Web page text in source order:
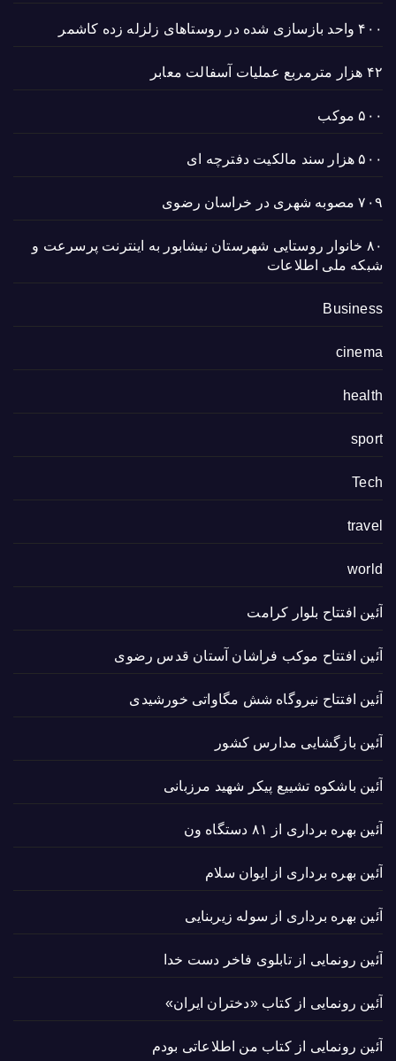
۴۰۰ واحد بازسازی شده در روستاهای زلزله زده کاشمر
۴۲ هزار مترمربع عملیات آسفالت معابر
۵۰۰ موکب
۵۰۰ هزار سند مالکیت دفترچه ای
۷۰۹ مصوبه شهری در خراسان رضوی
۸۰ خانوار روستایی شهرستان نیشابور به اینترنت پرسرعت و
شبکه ملی اطلاعات
Business
cinema
health
sport
Tech
travel
world
آئین افتتاح بلوار کرامت
آئین افتتاح موکب فراشان آستان قدس رضوی
آئین افتتاح نیروگاه شش مگاواتی خورشیدی
آئین بازگشایی مدارس کشور
آئین باشکوه تشییع پیکر شهید مرزبانی
آئین بهره برداری از ۸۱ دستگاه ون
آئین بهره برداری از ایوان سلام
آئین بهره برداری از سوله زیربنایی
آئین رونمایی از تابلوی فاخر دست خدا
آئین رونمایی از کتاب «دختران ایران»
آئین رونمایی از کتاب من اطلاعاتی بودم